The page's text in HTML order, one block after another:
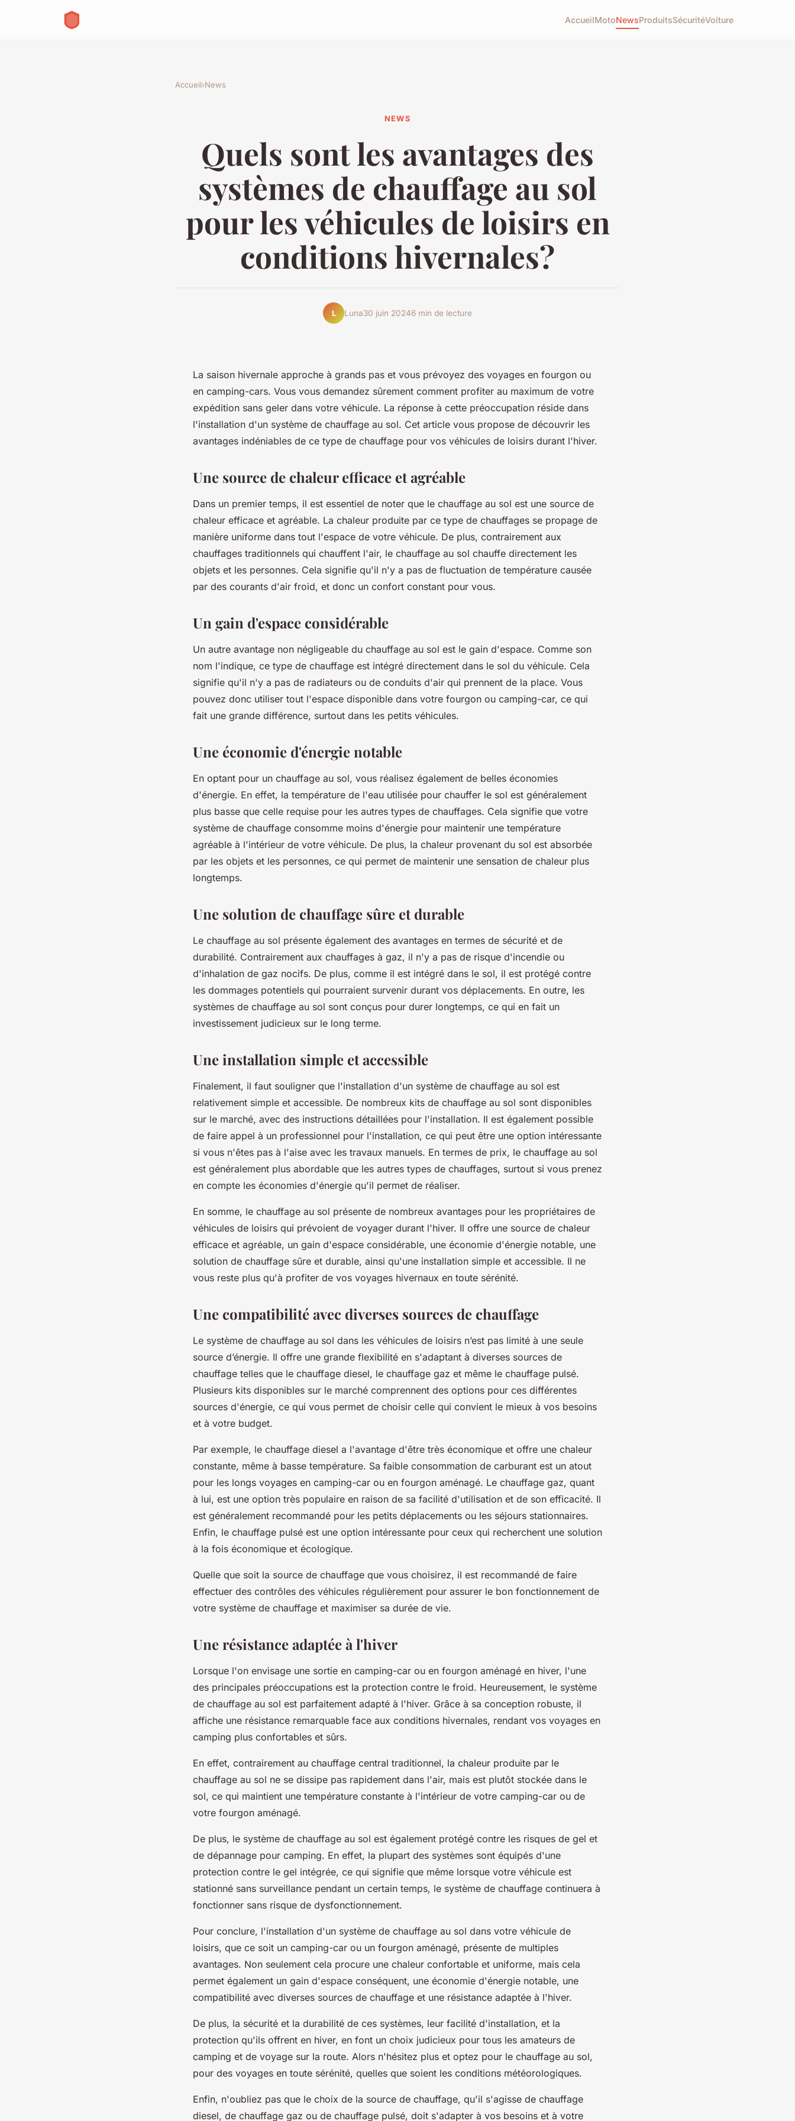
AccueilMotoNewsProduitsSécuritéVoiture
Accueil›News
NEWS
Quels sont les avantages des
systèmes de chauffage au sol
pour les véhicules de loisirs en
conditions hivernales?
L Luna30 juin 20246 min de lecture
La saison hivernale approche à grands pas et vous prévoyez des voyages en fourgon ou
en camping-cars. Vous vous demandez sûrement comment profiter au maximum de votre
expédition sans geler dans votre véhicule. La réponse à cette préoccupation réside dans
l'installation d'un système de chauffage au sol. Cet article vous propose de découvrir les
avantages indéniables de ce type de chauffage pour vos véhicules de loisirs durant l'hiver.
Une source de chaleur efficace et agréable
Dans un premier temps, il est essentiel de noter que le chauffage au sol est une source de
chaleur efficace et agréable. La chaleur produite par ce type de chauffages se propage de
manière uniforme dans tout l'espace de votre véhicule. De plus, contrairement aux
chauffages traditionnels qui chauffent l'air, le chauffage au sol chauffe directement les
objets et les personnes. Cela signifie qu'il n'y a pas de fluctuation de température causée
par des courants d'air froid, et donc un confort constant pour vous.
Un gain d'espace considérable
Un autre avantage non négligeable du chauffage au sol est le gain d'espace. Comme son
nom l'indique, ce type de chauffage est intégré directement dans le sol du véhicule. Cela
signifie qu'il n'y a pas de radiateurs ou de conduits d'air qui prennent de la place. Vous
pouvez donc utiliser tout l'espace disponible dans votre fourgon ou camping-car, ce qui
fait une grande différence, surtout dans les petits véhicules.
Une économie d'énergie notable
En optant pour un chauffage au sol, vous réalisez également de belles économies
d'énergie. En effet, la température de l'eau utilisée pour chauffer le sol est généralement
plus basse que celle requise pour les autres types de chauffages. Cela signifie que votre
système de chauffage consomme moins d'énergie pour maintenir une température
agréable à l'intérieur de votre véhicule. De plus, la chaleur provenant du sol est absorbée
par les objets et les personnes, ce qui permet de maintenir une sensation de chaleur plus
longtemps.
Une solution de chauffage sûre et durable
Le chauffage au sol présente également des avantages en termes de sécurité et de
durabilité. Contrairement aux chauffages à gaz, il n'y a pas de risque d'incendie ou
d'inhalation de gaz nocifs. De plus, comme il est intégré dans le sol, il est protégé contre
les dommages potentiels qui pourraient survenir durant vos déplacements. En outre, les
systèmes de chauffage au sol sont conçus pour durer longtemps, ce qui en fait un
investissement judicieux sur le long terme.
Une installation simple et accessible
Finalement, il faut souligner que l'installation d'un système de chauffage au sol est
relativement simple et accessible. De nombreux kits de chauffage au sol sont disponibles
sur le marché, avec des instructions détaillées pour l'installation. Il est également possible
de faire appel à un professionnel pour l'installation, ce qui peut être une option intéressante
si vous n'êtes pas à l'aise avec les travaux manuels. En termes de prix, le chauffage au sol
est généralement plus abordable que les autres types de chauffages, surtout si vous prenez
en compte les économies d'énergie qu'il permet de réaliser.
En somme, le chauffage au sol présente de nombreux avantages pour les propriétaires de
véhicules de loisirs qui prévoient de voyager durant l'hiver. Il offre une source de chaleur
efficace et agréable, un gain d'espace considérable, une économie d'énergie notable, une
solution de chauffage sûre et durable, ainsi qu'une installation simple et accessible. Il ne
vous reste plus qu'à profiter de vos voyages hivernaux en toute sérénité.
Une compatibilité avec diverses sources de chauffage
Le système de chauffage au sol dans les véhicules de loisirs n’est pas limité à une seule
source d’énergie. Il offre une grande flexibilité en s'adaptant à diverses sources de
chauffage telles que le chauffage diesel, le chauffage gaz et même le chauffage pulsé.
Plusieurs kits disponibles sur le marché comprennent des options pour ces différentes
sources d'énergie, ce qui vous permet de choisir celle qui convient le mieux à vos besoins
et à votre budget.
Par exemple, le chauffage diesel a l'avantage d'être très économique et offre une chaleur
constante, même à basse température. Sa faible consommation de carburant est un atout
pour les longs voyages en camping-car ou en fourgon aménagé. Le chauffage gaz, quant
à lui, est une option très populaire en raison de sa facilité d'utilisation et de son efficacité. Il
est généralement recommandé pour les petits déplacements ou les séjours stationnaires.
Enfin, le chauffage pulsé est une option intéressante pour ceux qui recherchent une solution
à la fois économique et écologique.
Quelle que soit la source de chauffage que vous choisirez, il est recommandé de faire
effectuer des contrôles des véhicules régulièrement pour assurer le bon fonctionnement de
votre système de chauffage et maximiser sa durée de vie.
Une résistance adaptée à l'hiver
Lorsque l'on envisage une sortie en camping-car ou en fourgon aménagé en hiver, l'une
des principales préoccupations est la protection contre le froid. Heureusement, le système
de chauffage au sol est parfaitement adapté à l'hiver. Grâce à sa conception robuste, il
affiche une résistance remarquable face aux conditions hivernales, rendant vos voyages en
camping plus confortables et sûrs.
En effet, contrairement au chauffage central traditionnel, la chaleur produite par le
chauffage au sol ne se dissipe pas rapidement dans l'air, mais est plutôt stockée dans le
sol, ce qui maintient une température constante à l'intérieur de votre camping-car ou de
votre fourgon aménagé.
De plus, le système de chauffage au sol est également protégé contre les risques de gel et
de dépannage pour camping. En effet, la plupart des systèmes sont équipés d'une
protection contre le gel intégrée, ce qui signifie que même lorsque votre véhicule est
stationné sans surveillance pendant un certain temps, le système de chauffage continuera à
fonctionner sans risque de dysfonctionnement.
Pour conclure, l'installation d'un système de chauffage au sol dans votre véhicule de
loisirs, que ce soit un camping-car ou un fourgon aménagé, présente de multiples
avantages. Non seulement cela procure une chaleur confortable et uniforme, mais cela
permet également un gain d'espace conséquent, une économie d'énergie notable, une
compatibilité avec diverses sources de chauffage et une résistance adaptée à l'hiver.
De plus, la sécurité et la durabilité de ces systèmes, leur facilité d'installation, et la
protection qu'ils offrent en hiver, en font un choix judicieux pour tous les amateurs de
camping et de voyage sur la route. Alors n'hésitez plus et optez pour le chauffage au sol,
pour des voyages en toute sérénité, quelles que soient les conditions météorologiques.
Enfin, n'oubliez pas que le choix de la source de chauffage, qu'il s'agisse de chauffage
diesel, de chauffage gaz ou de chauffage pulsé, doit s'adapter à vos besoins et à votre